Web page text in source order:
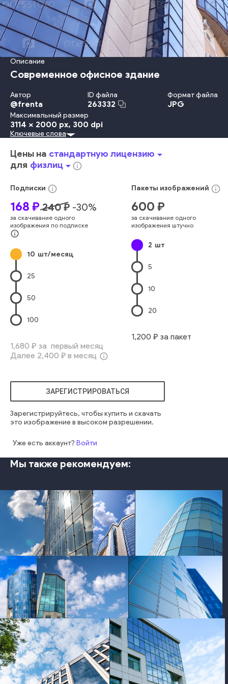
Описание
Современное офисное здание
Автор
@frenta
ID файла
263332
Формат файла
JPG
Максимальный размер
3114 x 2000 px, 300 dpi
На Открытом Воздухе
Сталь Окно Квартира Фасад Небоскрёб
Городское Место Действия
Структура Здания
Городская Жизнь
Офисное Здание
Стекло облака современный архитектура
новый окно небо здание пейзаж
город
городской
высотное модерн
бизнес центр
Ключевые слова
Цены на стандартную лицензиюarrow_drop_down
для физлицarrow_drop_downinfo_outline
Подписки info_outline
168 ₽ 240₽ -30%
за скачивание одного
изображения по подписке
info_outline
10 шт/месяц
25
50
100
1,680 ₽ за первый месяц
Далее 2,400 ₽ в месяц info_outline
Пакеты изображений info_outline
600 ₽
за скачивание одного
изображения штучно
2 шт
5
10
20
1,200 ₽ за пакет
ЗАРЕГИСТРИРОВАТЬСЯ
Зарегистрируйтесь, чтобы купить и скачать
это изображение в высоком разрешении.
Уже есть аккаунт? Войти
Мы также рекомендуем:
photo photo photo
photo photo photo